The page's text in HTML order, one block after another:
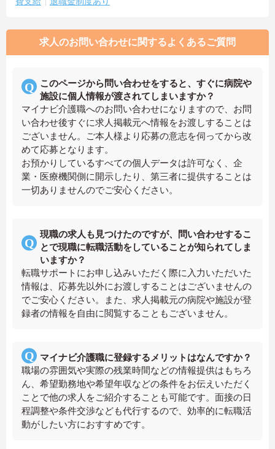
求人のお問い合わせに関するよくあるご質問
このページから問い合わせをすると、すぐに病院や
施設に個人情報が渡されてしまいますか？
マイナビ介護職へのお問い合わせになりますので、お問
い合わせ後すぐに求人掲載元へ情報をお渡しすることは
ございません。ご本人様より応募の意志を伺ってから改
めて応募となります。
お預かりしているすべての個人データは許可なく、企
業・医療機関側に開示したり、第三者に提供することは
一切ありませんのでご安心ください。
現職の求人も見つけたのですが、問い合わせするこ
とで現職に転職活動をしていることが知られてしま
いますか？
転職サポートにお申し込みいただく際に入力いただいた
情報は、応募先以外にお渡しすることはございませんの
でご安心ください。また、求人掲載元の病院や施設が登
録者の情報を自由に閲覧することもございません。
マイナビ介護職に登録するメリットはなんですか？
職場の雰囲気や実際の残業時間などの情報提供はもちろ
ん、希望勤務地や希望年収などの条件をお伝えいただく
ことで他の求人をご紹介することも可能です。面接の日
程調整や条件交渉なども代行するので、効率的に転職活
動がしたい方におすすめです。